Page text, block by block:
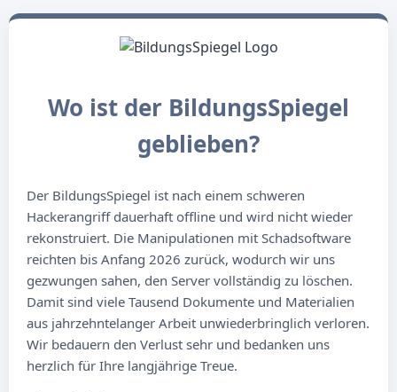
Wo ist der BildungsSpiegel
geblieben?
Der BildungsSpiegel ist nach einem schweren
Hackerangriff dauerhaft offline und wird nicht wieder
rekonstruiert. Die Manipulationen mit Schadsoftware
reichten bis Anfang 2026 zurück, wodurch wir uns
gezwungen sahen, den Server vollständig zu löschen.
Damit sind viele Tausend Dokumente und Materialien
aus jahrzehntelanger Arbeit unwiederbringlich verloren.
Wir bedauern den Verlust sehr und bedanken uns
herzlich für Ihre langjährige Treue.